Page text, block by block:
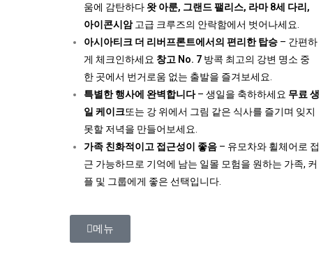
움에 감탄하다 왓 아룬, 그랜드 팰리스, 라마 8세 다리,
아이콘시암고급 크루즈의 안락함에서 벗어나세요.
아시아티크 더 리버프론트에서의 편리한 탑승– 간편하
게 체크인하세요 창고 No. 7방콕 최고의 강변 명소 중
한 곳에서 번거로움 없는 출발을 즐겨보세요.
특별한 행사에 완벽합니다– 생일을 축하하세요 무료 생
일 케이크또는 강 위에서 그림 같은 식사를 즐기며 잊지
못할 저녁을 만들어보세요.
가족 친화적이고 접근성이 좋음– 유모차와 휠체어로 접
근 가능하므로 기억에 남는 일몰 모험을 원하는 가족, 커
플 및 그룹에게 좋은 선택입니다.
메뉴